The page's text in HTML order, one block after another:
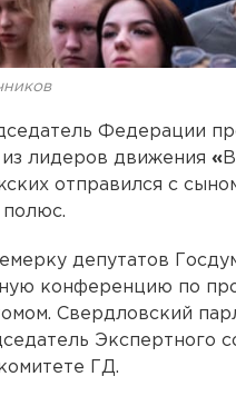
Федерации
лидеров движения «
отправился с
депутатов
конференцию по
Свердловский
Экспертного
ГД.